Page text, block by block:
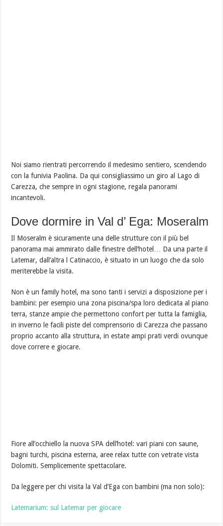
Noi siamo rientrati percorrendo il medesimo sentiero, scendendo
con la funivia Paolina. Da qui consigliassimo un giro al Lago di
Carezza, che sempre in ogni stagione, regala panorami
incantevoli.
Dove dormire in Val d’ Ega: Moseralm
Il Moseralm è sicuramente una delle strutture con il più bel
panorama mai ammirato dalle finestre dell’hotel… Da una parte il
Latemar, dall’altra l Catinaccio, è situato in un luogo che da solo
meriterebbe la visita.
Non è un family hotel, ma sono tanti i servizi a disposizione per i
bambini: per esempio una zona piscina/spa loro dedicata al piano
terra, stanze ampie che permettono confort per tutta la famiglia,
in inverno le facili piste del comprensorio di Carezza che passano
proprio accanto alla struttura, in estate ampi prati verdi ovunque
dove correre e giocare.
Fiore all’occhiello la nuova SPA dell’hotel: vari piani con saune,
bagni turchi, piscina esterna, aree relax tutte con vetrate vista
Dolomiti. Semplicemente spettacolare.
Da leggere per chi visita la Val d’Ega con bambini (ma non solo):
Latemarium: sul Latemar per giocare